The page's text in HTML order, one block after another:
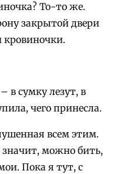
То-то же.
закрытой двери
кровиночки.
в сумку лезут, в
чего принесла.
всем этим.
можно бить,
Пока я тут, с